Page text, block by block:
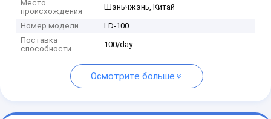
Место
происхождения
Шэньчжэнь, Китай
Номер модели
LD-100
Поставка
способности
100/day
Осмотрите больше